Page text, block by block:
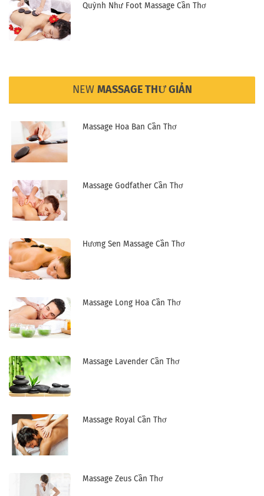
Quỳnh Như Foot Massage Cần Thơ
NEW MASSAGE THƯ GIẢN
Massage Hoa Ban Cần Thơ
Massage Godfather Cần Thơ
Hương Sen Massage Cần Thơ
Massage Long Hoa Cần Thơ
Massage Lavender Cần Thơ
Massage Royal Cần Thơ
Massage Zeus Cần Thơ